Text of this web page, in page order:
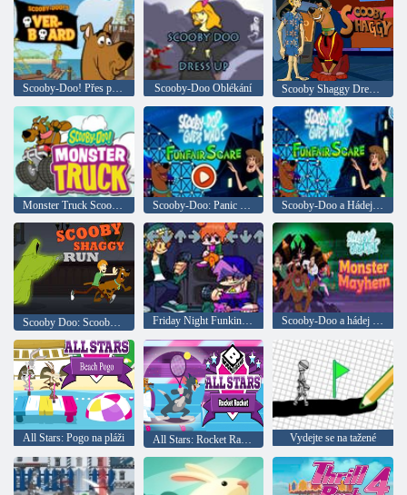
Scooby-Doo! Přes palubu Scooby-Doo Oblékání Scooby Shaggy Dress Up
Monster Truck Scooby-Doo Scooby-Doo: Panic at the Fair Scooby-Doo a Hádej, kdo vyděsil zábavní veletrh
Friday Night Funkin vs. Shaggy DC Scooby-Doo a hádej kdo? Monster chaos
All Stars: Pogo na pláži All Stars: Rocket Racket Vydejte se na tažené